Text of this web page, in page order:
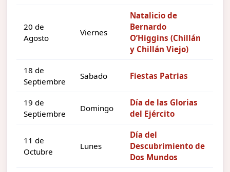
20 de
Agosto
Viernes
Natalicio de
Bernardo
O’Higgins (Chillán
y Chillán Viejo)
18 de
Septiembre
Sabado Fiestas Patrias
19 de
Septiembre
Domingo
Día de las Glorias
del Ejército
11 de
Octubre
Lunes
Día del
Descubrimiento de
Dos Mundos